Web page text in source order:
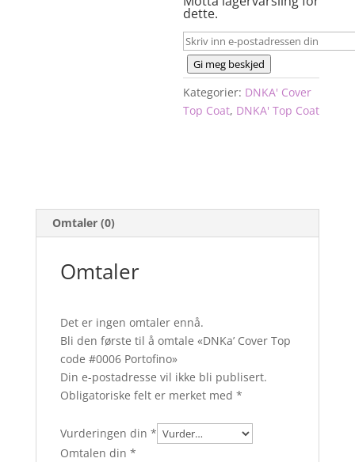
dette.
Gi meg beskjed
Kategorier: DNKA' Cover
Top Coat, DNKA' Top Coat
Omtaler (0)
Omtaler
Det er ingen omtaler ennå.
Bli den første til å omtale «DNKa’ Cover Top
code #0006 Portofino»
Din e-postadresse vil ikke bli publisert.
Obligatoriske felt er merket med *
Vurderingen din *
Omtalen din *